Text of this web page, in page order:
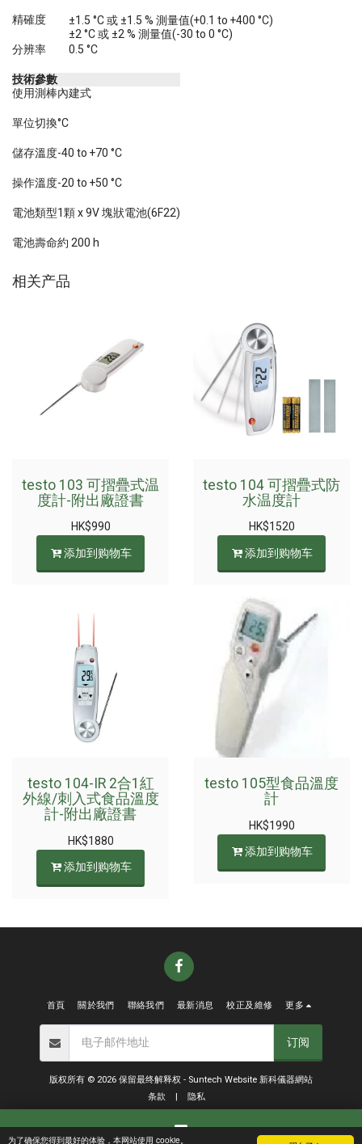
为了确保您得到最好的体验，本网站使用 cookie。
精確度
±1.5 °C 或 ±1.5 % 測量值(+0.1 to +400 °C)
±2 °C 或 ±2 % 測量值(-30 to 0 °C)
分辨率
0.5 °C
技術參數
使用測棒內建式
單位切換°C
儲存溫度-40 to +70 °C
操作溫度-20 to +50 °C
電池類型1顆 x 9V 塊狀電池(6F22)
電池壽命約 200 h
相关产品
testo 103 可摺疊式温
度計-附出廠證書
HK$990
添加到购物车
testo 104 可摺疊式防
水温度計
HK$1520
添加到购物车
testo 104-IR 2合1紅
外線/刺入式食品溫度
計-附出廠證書
HK$1880
添加到购物车
testo 105型食品溫度
計
HK$1990
添加到购物车
首頁 關於我們 聯絡我們 最新消息 校正及維修 更多
订阅
版权所有 © 2026 保留最终解释权 - Suntech Website 新科儀器網站
条款| 隐私